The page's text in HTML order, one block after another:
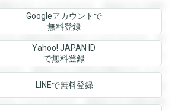
覧することができます。登録すると回答
きます。登録すると回答を閲覧すること
ると回答を閲覧することができます。登
することができます。登録すると回答を
ます。登録すると回答を閲覧することが
と回答を閲覧することができます。登録
ることができます。登録すると回答を閲
Googleアカウントで
無料登録
Yahoo! JAPAN ID
で無料登録
LINEで無料登録